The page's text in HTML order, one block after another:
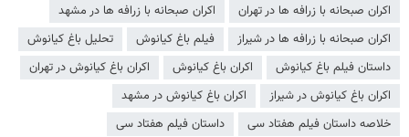
اکران صبحانه با زرافه‌ ها در تهران
اکران صبحانه با زرافه‌ ها در مشهد
اکران صبحانه با زرافه‌ ها در شیراز
فیلم باغ کیانوش
تحلیل باغ کیانوش
داستان فیلم باغ کیانوش
اکران باغ کیانوش
اکران باغ کیانوش در تهران
اکران باغ کیانوش در شیراز
اکران باغ کیانوش در مشهد
خلاصه داستان فیلم هفتاد سی
داستان فیلم هفتاد سی